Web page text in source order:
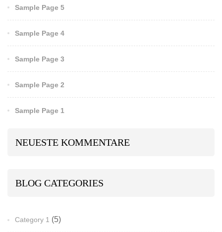
Sample Page 5
Sample Page 4
Sample Page 3
Sample Page 2
Sample Page 1
NEUESTE KOMMENTARE
BLOG CATEGORIES
Category 1 (5)